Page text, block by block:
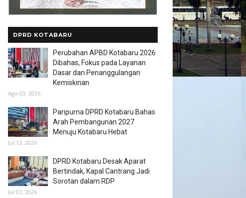
DPRD KOTABARU
Perubahan APBD Kotabaru 2026
Dibahas, Fokus pada Layanan
Dasar dan Penanggulangan
Kemiskinan
Ago 03, 2026
Paripurna DPRD Kotabaru Bahas
Arah Pembangunan 2027
Menuju Kotabaru Hebat
Jul 13, 2026
DPRD Kotabaru Desak Aparat
Bertindak, Kapal Cantrang Jadi
Sorotan dalam RDP
Jul 07, 2026